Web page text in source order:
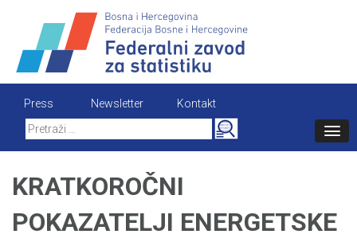
content
Press Newsletter
Kontakt
Search
for:
KRATKOROČNI
POKAZATELJI ENERGETSKE